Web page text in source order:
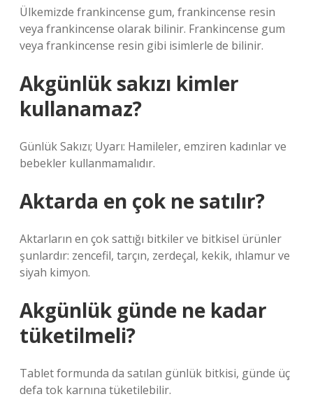
Ülkemizde frankincense gum, frankincense resin
veya frankincense olarak bilinir. Frankincense gum
veya frankincense resin gibi isimlerle de bilinir.
Akgünlük sakızı kimler
kullanamaz?
Günlük Sakızı; Uyarı: Hamileler, emziren kadınlar ve
bebekler kullanmamalıdır.
Aktarda en çok ne satılır?
Aktarların en çok sattığı bitkiler ve bitkisel ürünler
şunlardır: zencefil, tarçın, zerdeçal, kekik, ıhlamur ve
siyah kimyon.
Akgünlük günde ne kadar
tüketilmeli?
Tablet formunda da satılan günlük bitkisi, günde üç
defa tok karnına tüketilebilir.